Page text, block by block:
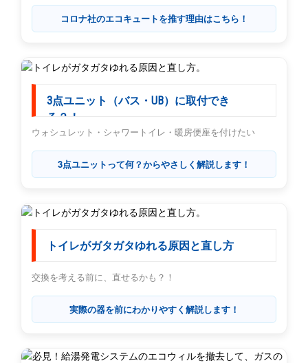
コロナ社のエコキュートを推す理由はこちら！
3点ユニット（バス・UB）に取付でき
る？！
ウォシュレット・シャワートイレ・暖房便座を付けたい
3点ユニットって何？からやさしく解説します！
トイレがガタガタゆれる原因と直し方
交換を考える前に、直せるかも？！
実際の器を前にわかりやすく解説します！